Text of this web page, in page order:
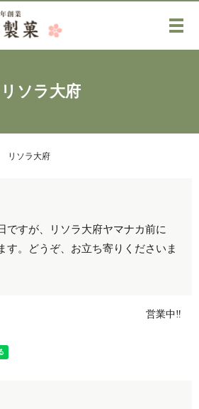
メ
リソラ大府
リソラ大府
ですが、リソラ大府ヤマナカ前に
す。どうぞ、お立ち寄りくださいま
営業中‼️